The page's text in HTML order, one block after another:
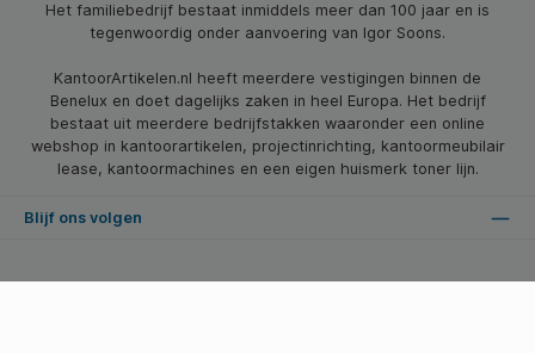
Het familiebedrijf bestaat inmiddels meer dan 100 jaar en is
tegenwoordig onder aanvoering van Igor Soons.
KantoorArtikelen.nl heeft meerdere vestigingen binnen de
Benelux en doet dagelijks zaken in heel Europa. Het bedrijf
bestaat uit meerdere bedrijfstakken waaronder een online
webshop in kantoorartikelen, projectinrichting, kantoormeubilair
lease, kantoormachines en een eigen huismerk toner lijn.
Blijf ons volgen